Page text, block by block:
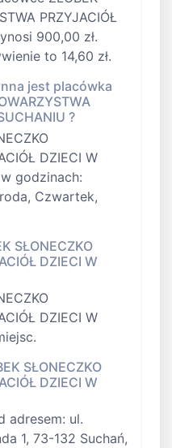
PRZYJACIÓŁ
900,00 zł.
to 14,60 zł.
jest placówka
?
DZIECI W
godzinach:
Czwartek,
SŁONECZKO
DZIECI W
DZIECI W
SŁONECZKO
DZIECI W
adresem: ul.
1, 73-132 Suchań,